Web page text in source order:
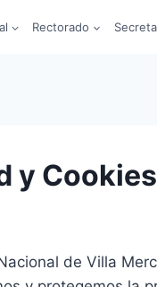
Rectorado
y Cookies
de Villa